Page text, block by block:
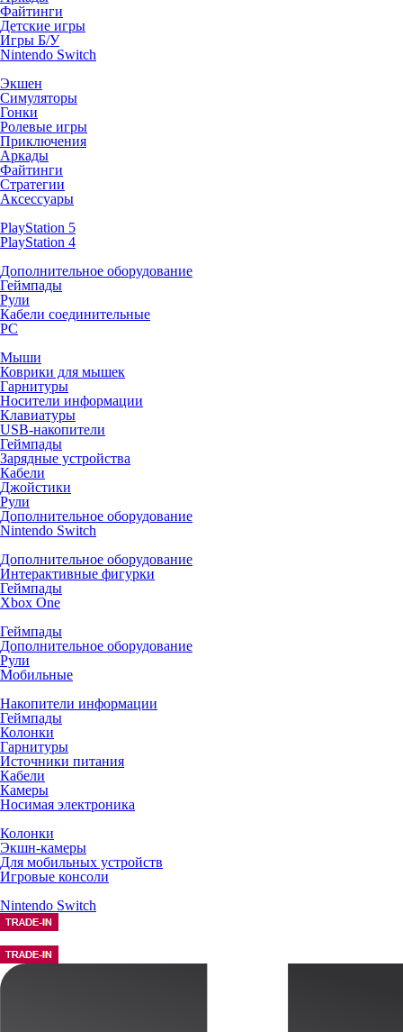
Файтинги
Детские игры
Игры Б/У
Nintendo Switch
Экшен
Симуляторы
Гонки
Ролевые игры
Приключения
Аркады
Файтинги
Стратегии
Аксессуары
PlayStation 5
PlayStation 4
Дополнительное оборудование
Геймпады
Рули
Кабели соединительные
PC
Мыши
Коврики для мышек
Гарнитуры
Носители информации
Клавиатуры
USB-накопители
Геймпады
Зарядные устройства
Кабели
Джойстики
Рули
Дополнительное оборудование
Nintendo Switch
Дополнительное оборудование
Интерактивные фигурки
Геймпады
Xbox One
Геймпады
Дополнительное оборудование
Рули
Мобильные
Накопители информации
Геймпады
Колонки
Гарнитуры
Источники питания
Кабели
Камеры
Носимая электроника
Колонки
Экшн-камеры
Для мобильных устройств
Игровые консоли
Nintendo Switch